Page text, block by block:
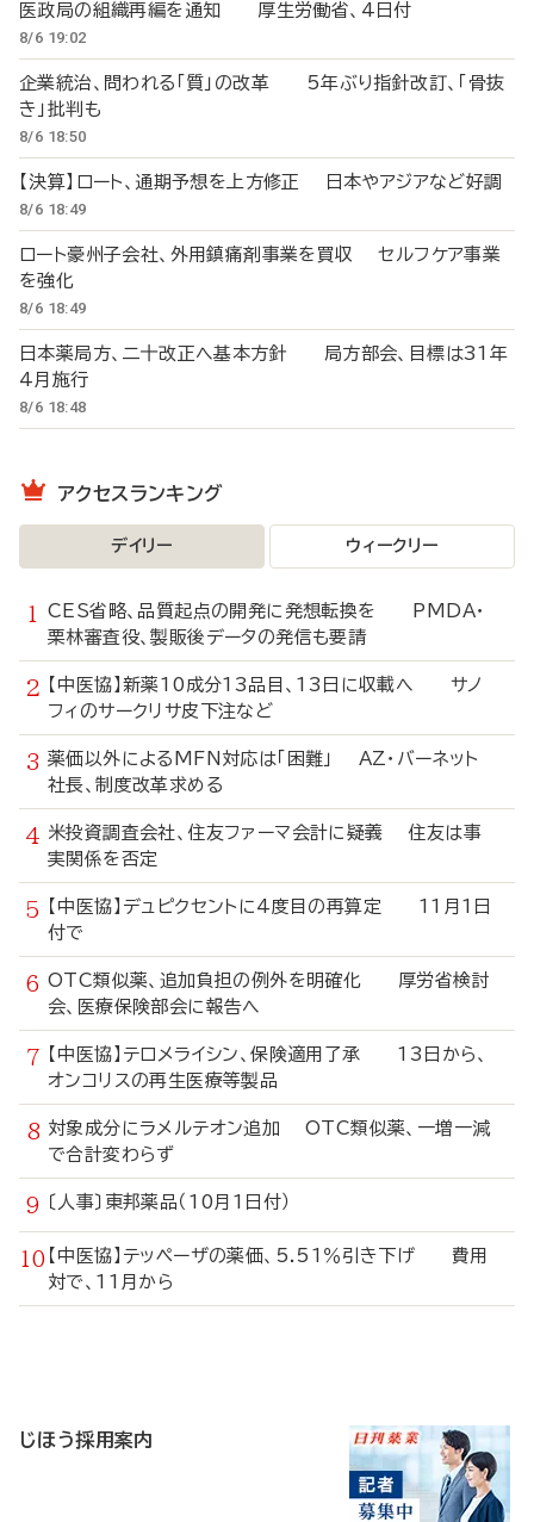
医政局の組織再編を通知 厚生労働省、4日付
8/6 19:02
企業統治、問われる「質」の改革 5年ぶり指針改訂、「骨抜
き」批判も
8/6 18:50
【決算】ロート、通期予想を上方修正 日本やアジアなど好調
8/6 18:49
ロート豪州子会社、外用鎮痛剤事業を買収 セルフケア事業
を強化
8/6 18:49
日本薬局方、二十改正へ基本方針 局方部会、目標は31年
4月施行
8/6 18:48
アクセスランキング
デイリー ウィークリー
CES省略、品質起点の開発に発想転換を PMDA・
栗林審査役、製販後データの発信も要請
【中医協】新薬10成分13品目、13日に収載へ サノ
フィのサークリサ皮下注など
薬価以外によるMFN対応は「困難」 AZ・バーネット
社長、制度改革求める
米投資調査会社、住友ファーマ会計に疑義 住友は事
実関係を否定
【中医協】デュピクセントに4度目の再算定 11月1日
付で
OTC類似薬、追加負担の例外を明確化 厚労省検討
会、医療保険部会に報告へ
【中医協】テロメライシン、保険適用了承 13日から、
オンコリスの再生医療等製品
対象成分にラメルテオン追加 OTC類似薬、一増一減
で合計変わらず
〔人事〕東邦薬品（10月1日付）
【中医協】テッペーザの薬価、5.51％引き下げ 費用
対で、11月から
じほう採用案内